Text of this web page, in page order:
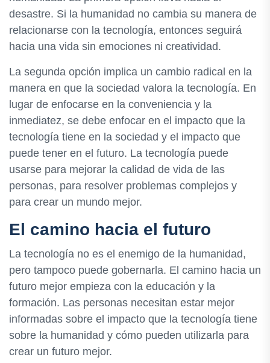
desastre. Si la humanidad no cambia su manera de
relacionarse con la tecnología, entonces seguirá
hacia una vida sin emociones ni creatividad.
La segunda opción implica un cambio radical en la
manera en que la sociedad valora la tecnología. En
lugar de enfocarse en la conveniencia y la
inmediatez, se debe enfocar en el impacto que la
tecnología tiene en la sociedad y el impacto que
puede tener en el futuro. La tecnología puede
usarse para mejorar la calidad de vida de las
personas, para resolver problemas complejos y
para crear un mundo mejor.
El camino hacia el futuro
La tecnología no es el enemigo de la humanidad,
pero tampoco puede gobernarla. El camino hacia un
futuro mejor empieza con la educación y la
formación. Las personas necesitan estar mejor
informadas sobre el impacto que la tecnología tiene
sobre la humanidad y cómo pueden utilizarla para
crear un futuro mejor.